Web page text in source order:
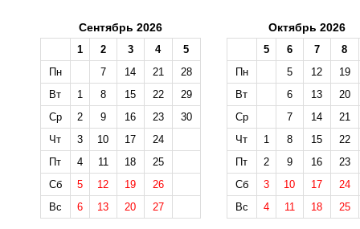
Сентябрь 2026
1 2 3 4
5
Пн
7 14 21
28
Вт
1 8 15 22
29
Ср
2 9 16 23
30
Чт
3 10 17
24
Пт
4 11 18
25
Сб
5 12 19
26
Вс
6 13 20 27
Октябрь 2026
5 6 7
8
Пн
5 12
19
Вт
6 13
20
Ср
7 14
21
Чт
1 8 15
22
Пт
2 9 16
23
Сб
3 10 17
24
Вс
4 11 18 25